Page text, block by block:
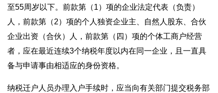
至55周岁以下。前款第（1）项的企业法定代表（负责）
人，前款第（2）项的个人独资企业主、自然人股东、合伙
企业出资（合伙）人，前款第（四）项的个体工商户经营
者，应在最近连续3个纳税年度以内在同一企业，且一直具
备与申请事由相适应的身份资格。
纳税迁户人员办理入户手续时，应当向有关部门提交税务部